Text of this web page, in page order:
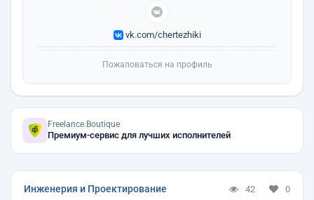
vk.com/chertezhiki
Пожаловаться на профиль
Freelance.Boutique
Премиум-сервис для лучших исполнителей
Инженерия и Проектирование 42 0